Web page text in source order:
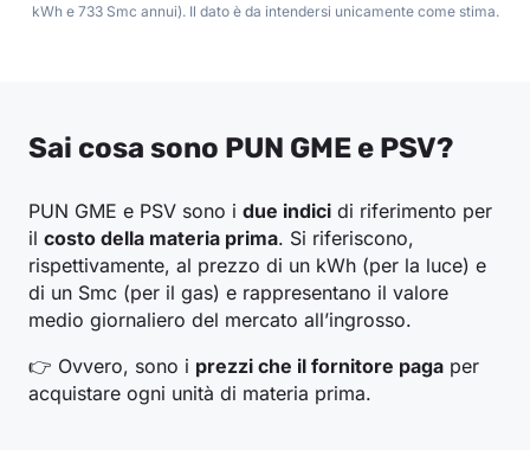
kWh e 733 Smc annui). Il dato è da intendersi unicamente come stima.
Sai cosa sono PUN GME e PSV?
PUN GME e PSV sono i due indici di riferimento per
il costo della materia prima. Si riferiscono,
rispettivamente, al prezzo di un kWh (per la luce) e
di un Smc (per il gas) e rappresentano il valore
medio giornaliero del mercato all’ingrosso.
👉 Ovvero, sono i prezzi che il fornitore paga per
acquistare ogni unità di materia prima.